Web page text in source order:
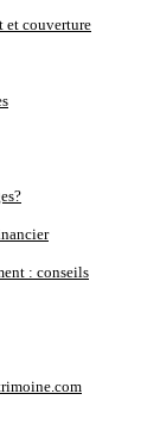
et couverture
: conseils